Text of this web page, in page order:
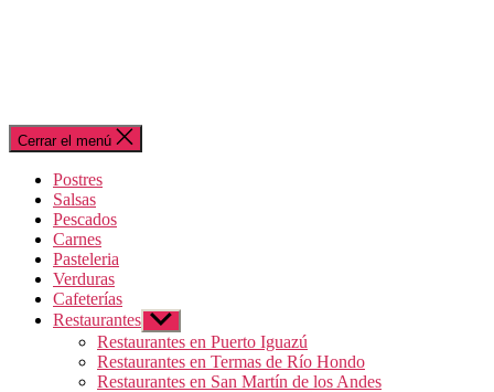
Cerrar el menú
Postres
Salsas
Pescados
Carnes
Pasteleria
Verduras
Cafeterías
Restaurantes Mostrar
el
submenú
Restaurantes en Puerto Iguazú
Restaurantes en Termas de Río Hondo
Restaurantes en San Martín de los Andes